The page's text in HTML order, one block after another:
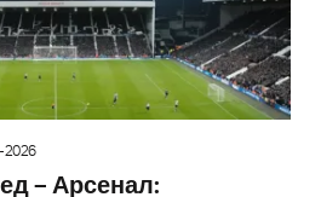
2026
– Арсенал: